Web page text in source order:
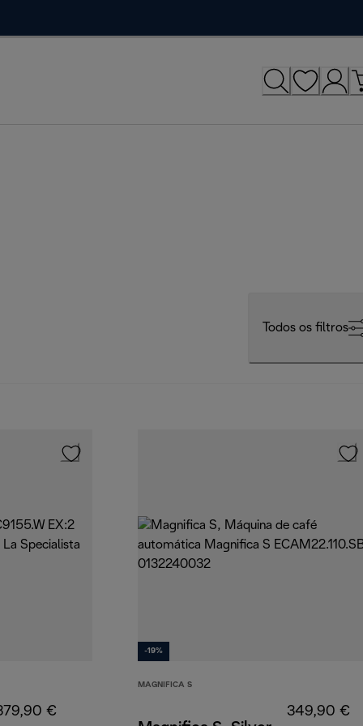
Todos os filtros
€
-19%
MAGNIFICA S
349,90 €